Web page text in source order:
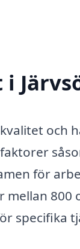
och
för
800
specifika